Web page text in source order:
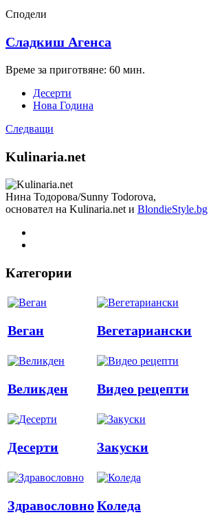
Сподели
Сладкиш Агенса
Време за приготвяне: 60 мин.
Десерти
Нова Година
Следващи
Kulinaria.net
Нина Тодорова/Sunny Todorova,
основател на Kulinaria.net и BlondieStyle.bg
Категории
Веган Вегетариански
Великден Видео рецепти
Десерти Закуски
ЗдравословноКоледа